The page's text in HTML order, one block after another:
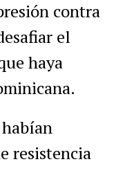
contra
el
haya
resistencia